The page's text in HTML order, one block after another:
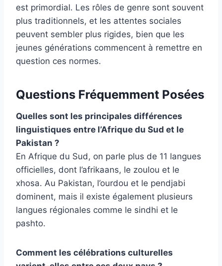
est primordial. Les rôles de genre sont souvent
plus traditionnels, et les attentes sociales
peuvent sembler plus rigides, bien que les
jeunes générations commencent à remettre en
question ces normes.
Questions Fréquemment Posées
Quelles sont les principales différences
linguistiques entre l’Afrique du Sud et le
Pakistan ?
En Afrique du Sud, on parle plus de 11 langues
officielles, dont l’afrikaans, le zoulou et le
xhosa. Au Pakistan, l’ourdou et le pendjabi
dominent, mais il existe également plusieurs
langues régionales comme le sindhi et le
pashto.
Comment les célébrations culturelles